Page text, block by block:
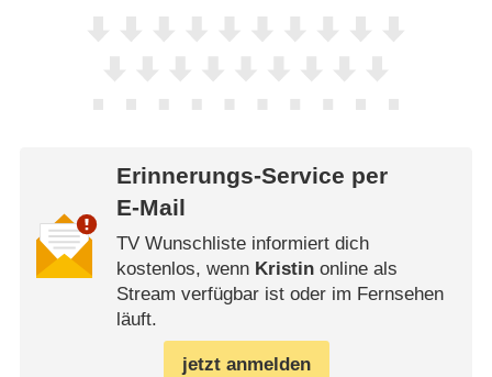
Erinnerungs-Service per
E-Mail
TV Wunschliste informiert dich
kostenlos, wenn Kristinonline als
Stream verfügbar ist oder im Fernsehen
läuft.
jetzt anmelden